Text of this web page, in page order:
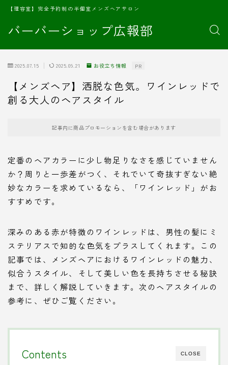
バーバーショップ広報部
【理容室】完全予約制の半個室メンズヘアサロン
2025.07.15 2025.09.21 お役立ち情報 PR
【メンズヘア】洒脱な色気。ワインレッドで
創る大人のヘアスタイル
記事内に商品プロモーションを含む場合があります
定番のヘアカラーに少し物足りなさを感じていません
か？周りと一歩差がつく、それでいて奇抜すぎない絶
妙なカラーを求めているなら、「ワインレッド」がお
すすめです。
深みのある赤が特徴のワインレッドは、男性の髪にミ
ステリアスで知的な色気をプラスしてくれます。この
記事では、メンズヘアにおけるワインレッドの魅力、
似合うスタイル、そして美しい色を長持ちさせる秘訣
まで、詳しく解説していきます。次のヘアスタイルの
参考に、ぜひご覧ください。
CLOSE
Contents